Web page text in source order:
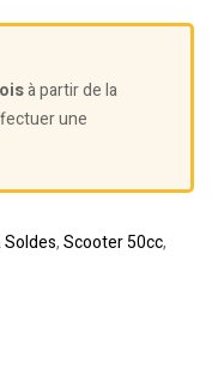
à partir de la
une
,Scooter 50cc,